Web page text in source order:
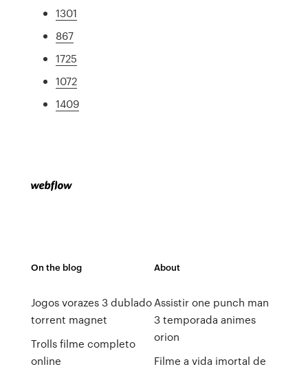
1301
867
1725
1072
1409
On the blog
Jogos vorazes 3 dublado
torrent magnet
Trolls filme completo
online
About
Assistir one punch man
3 temporada animes
orion
Filme a vida imortal de